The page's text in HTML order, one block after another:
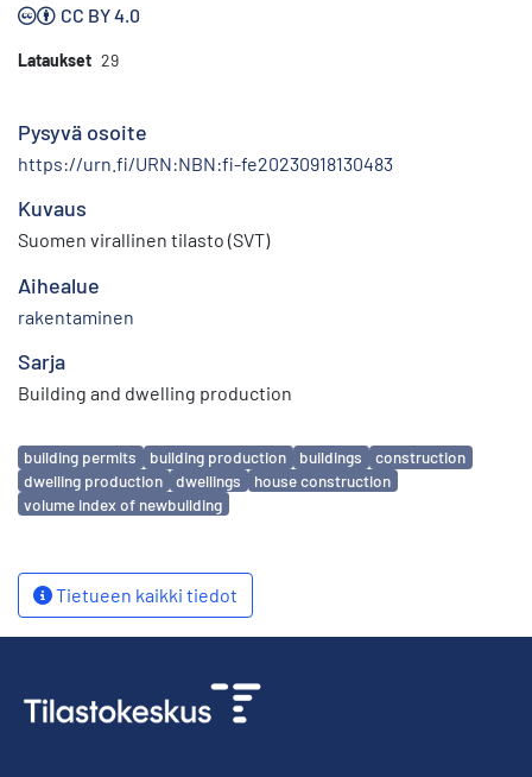
CC BY 4.0
Lataukset 29
Pysyvä osoite
https://urn.fi/URN:NBN:fi-fe20230918130483
Kuvaus
Suomen virallinen tilasto (SVT)
Aihealue
rakentaminen
Sarja
Building and dwelling production
Avainsanat
building permits building production buildings
construction
dwelling production
dwellings
house construction
volume index of newbuilding
Tietueen kaikki tiedot